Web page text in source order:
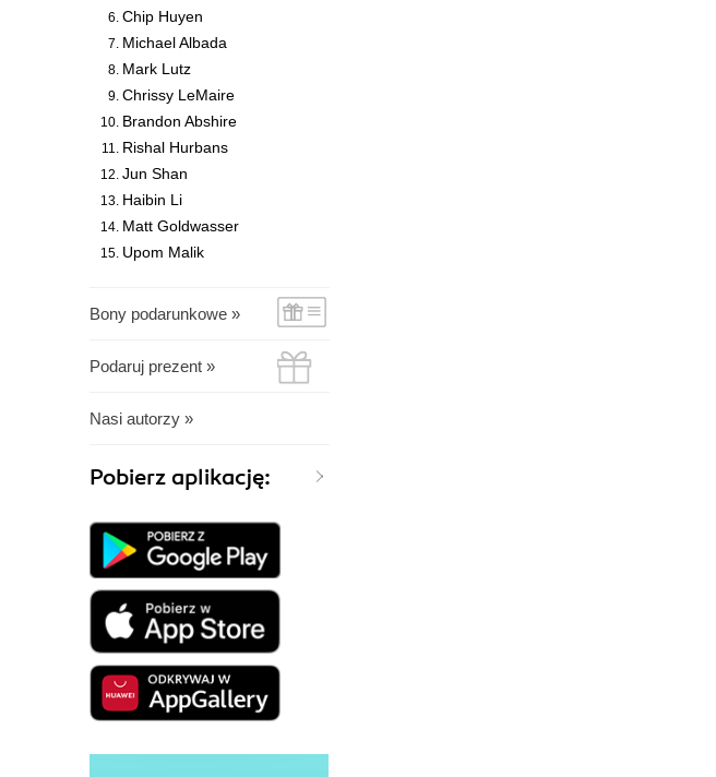
Chip Huyen
Michael Albada
Mark Lutz
Chrissy LeMaire
Brandon Abshire
Rishal Hurbans
Jun Shan
Haibin Li
Matt Goldwasser
Upom Malik
Bony podarunkowe »
Podaruj prezent »
Nasi autorzy »
Pobierz aplikację: